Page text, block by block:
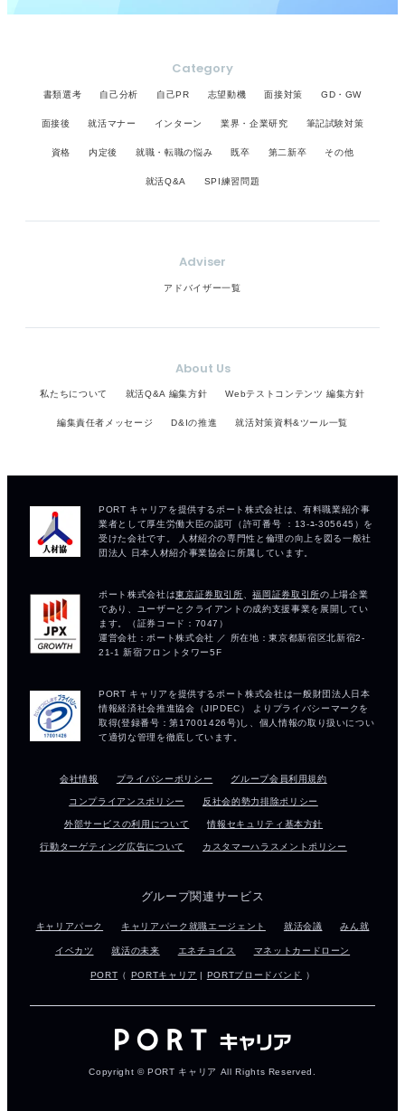
Category
書類選考 自己分析 自己PR 志望動機 面接対策 GD・GW
面接後 就活マナー インターン 業界・企業研究 筆記試験対策
資格 内定後 就職・転職の悩み 既卒 第二新卒 その他
就活Q&A SPI練習問題
Adviser
アドバイザー一覧
About Us
私たちについて 就活Q&A 編集方針 Webテストコンテンツ 編集方針
編集責任者メッセージ D&Iの推進 就活対策資料&ツール一覧
会社情報 プライバシーポリシー グループ会員利用規約
コンプライアンスポリシー 反社会的勢力排除ポリシー
外部サービスの利用について 情報セキュリティ基本方針
行動ターゲティング広告について カスタマーハラスメントポリシー